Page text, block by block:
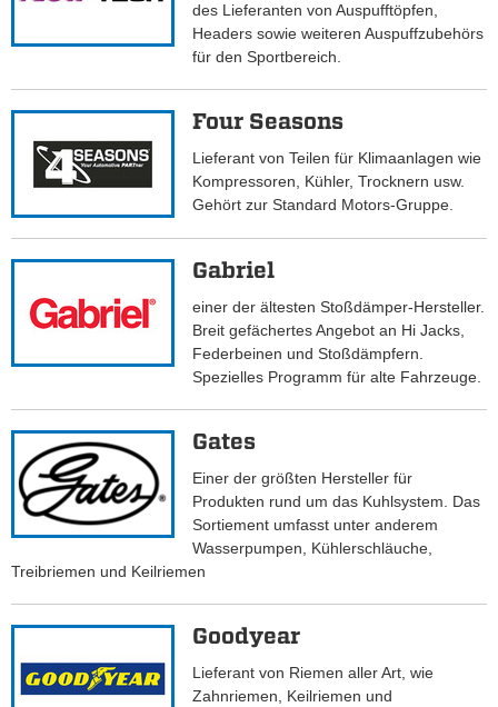
des Lieferanten von Auspufftöpfen,
Headers sowie weiteren Auspuffzubehörs
für den Sportbereich.
Four Seasons
Lieferant von Teilen für Klimaanlagen wie
Kompressoren, Kühler, Trocknern usw.
Gehört zur Standard Motors-Gruppe.
Gabriel
einer der ältesten Stoßdämper-Hersteller.
Breit gefächertes Angebot an Hi Jacks,
Federbeinen und Stoßdämpfern.
Spezielles Programm für alte Fahrzeuge.
Gates
Einer der größten Hersteller für
Produkten rund um das Kuhlsystem. Das
Sortiement umfasst unter anderem
Wasserpumpen, Kühlerschläuche,
Treibriemen und Keilriemen
Goodyear
Lieferant von Riemen aller Art, wie
Zahnriemen, Keilriemen und